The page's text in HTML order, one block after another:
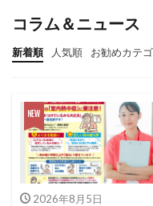
コラム＆ニュース
新着順 人気順 お勧めカテ
看護師独
看護師の
訪問看護
訪問看護
訪問看護
2026年8月5日